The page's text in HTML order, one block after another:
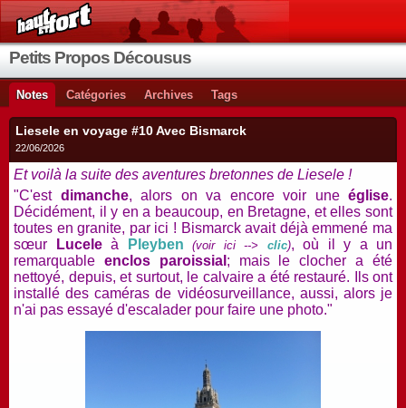
Petits Propos Décousus
Notes Catégories Archives Tags
Liesele en voyage #10 Avec Bismarck
22/06/2026
Et voilà la suite des aventures bretonnes de Liesele !
"C'est dimanche, alors on va encore voir une église.
Décidément, il y en a beaucoup, en Bretagne, et elles sont
toutes en granite, par ici ! Bismarck avait déjà emmené ma
sœur
Luceleà Pleyben (voir ici --> clic), où il y a un
remarquable enclos paroissial ; mais le clocher a été
nettoyé, depuis, et surtout, le calvaire a été restauré. Ils ont
installé des caméras de vidéosurveillance, aussi, alors je
n'ai pas essayé d'escalader pour faire une photo."